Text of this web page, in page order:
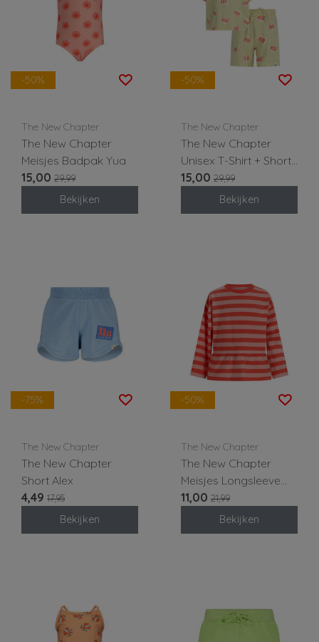
-50%
The New Chapter
The New Chapter
Meisjes Badpak Yua
15,00 29,99
Bekijken
-50%
The New Chapter
The New Chapter
Unisex T-Shirt + Short
Jacey
15,00 29,99
Bekijken
-75%
The New Chapter
The New Chapter
Short Alex
4,49 17,95
Bekijken
-50%
The New Chapter
The New Chapter
Meisjes Longsleeve
Loua
11,00 21,99
Bekijken